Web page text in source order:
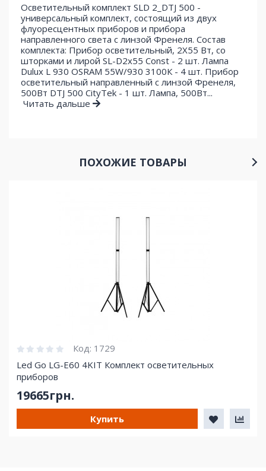
Осветительный комплект SLD 2_DTJ 500 -
универсальный комплект, состоящий из двух
флуоресцентных приборов и прибора
направленного света с линзой Френеля. Состав
комплекта: Прибор осветительный, 2Х55 Вт, со
шторками и лирой SL-D2x55 Const - 2 шт. Лампа
Dulux L 930 OSRAM 55W/930 3100К - 4 шт. Прибор
осветительный направленный с линзой Френеля,
500Вт DTJ 500 CityTek - 1 шт. Лампа, 500Вт...
Читать дальше
ПОХОЖИЕ ТОВАРЫ
Код: 1729
Led Go LG-E60 4KIT Комплект осветительных
приборов
19665грн.
Купить